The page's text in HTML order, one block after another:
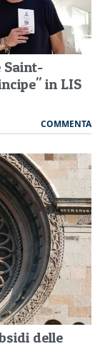
Saint-
in LIS
COMMENTA
delle